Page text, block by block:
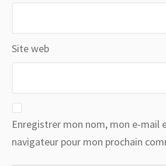
Site web
Enregistrer mon nom, mon e-mail
navigateur pour mon prochain